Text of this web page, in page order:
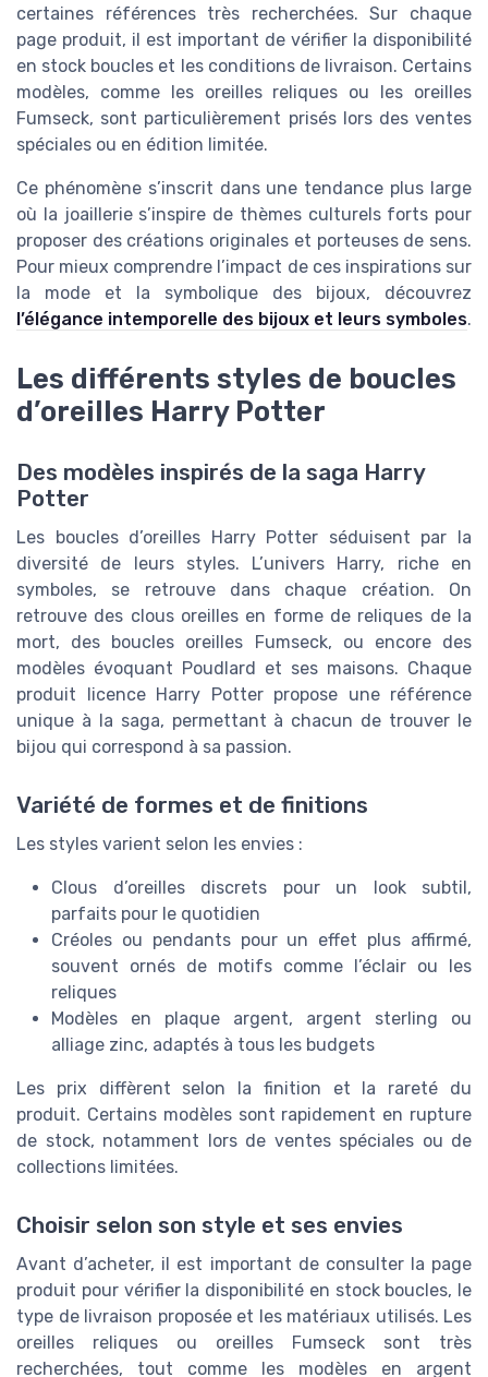
certaines références très recherchées. Sur chaque
page produit, il est important de vérifier la disponibilité
en stock boucles et les conditions de livraison. Certains
modèles, comme les oreilles reliques ou les oreilles
Fumseck, sont particulièrement prisés lors des ventes
spéciales ou en édition limitée.
Ce phénomène s’inscrit dans une tendance plus large
où la joaillerie s’inspire de thèmes culturels forts pour
proposer des créations originales et porteuses de sens.
Pour mieux comprendre l’impact de ces inspirations sur
la mode et la symbolique des bijoux, découvrez
l’élégance intemporelle des bijoux et leurs symboles.
Les différents styles de boucles
d’oreilles Harry Potter
Des modèles inspirés de la saga Harry
Potter
Les boucles d’oreilles Harry Potter séduisent par la
diversité de leurs styles. L’univers Harry, riche en
symboles, se retrouve dans chaque création. On
retrouve des clous oreilles en forme de reliques de la
mort, des boucles oreilles Fumseck, ou encore des
modèles évoquant Poudlard et ses maisons. Chaque
produit licence Harry Potter propose une référence
unique à la saga, permettant à chacun de trouver le
bijou qui correspond à sa passion.
Variété de formes et de finitions
Les styles varient selon les envies :
Clous d’oreilles discrets pour un look subtil,
parfaits pour le quotidien
Créoles ou pendants pour un effet plus affirmé,
souvent ornés de motifs comme l’éclair ou les
reliques
Modèles en plaque argent, argent sterling ou
alliage zinc, adaptés à tous les budgets
Les prix diffèrent selon la finition et la rareté du
produit. Certains modèles sont rapidement en rupture
de stock, notamment lors de ventes spéciales ou de
collections limitées.
Choisir selon son style et ses envies
Avant d’acheter, il est important de consulter la page
produit pour vérifier la disponibilité en stock boucles, le
type de livraison proposée et les matériaux utilisés. Les
oreilles reliques ou oreilles Fumseck sont très
recherchées, tout comme les modèles en argent